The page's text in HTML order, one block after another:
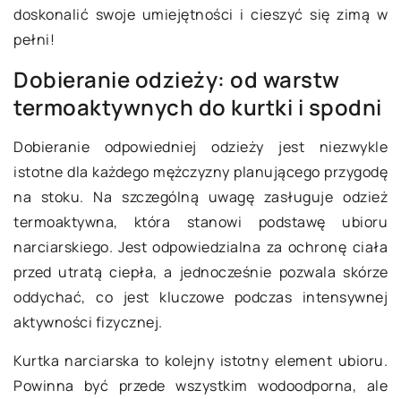
doskonalić swoje umiejętności i cieszyć się zimą w
pełni!
Dobieranie odzieży: od warstw
termoaktywnych do kurtki i spodni
Dobieranie odpowiedniej odzieży jest niezwykle
istotne dla każdego mężczyzny planującego przygodę
na stoku. Na szczególną uwagę zasługuje odzież
termoaktywna, która stanowi podstawę ubioru
narciarskiego. Jest odpowiedzialna za ochronę ciała
przed utratą ciepła, a jednocześnie pozwala skórze
oddychać, co jest kluczowe podczas intensywnej
aktywności fizycznej.
Kurtka narciarska to kolejny istotny element ubioru.
Powinna być przede wszystkim wodoodporna, ale